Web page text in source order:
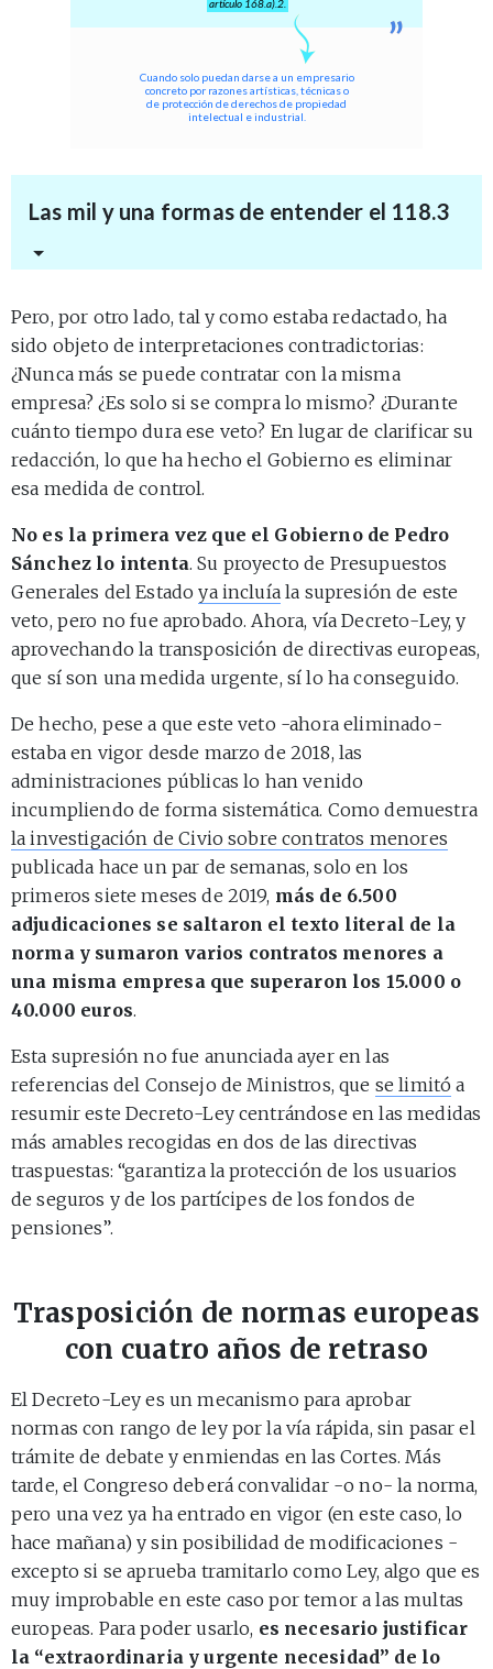
artículo 168.a).2.
Cuando solo puedan darse a un empresario
concreto por razones artísticas, técnicas o
de protección de derechos de propiedad
intelectual e industrial.
Las mil y una formas de entender el 118.3
Pero, por otro lado, tal y como estaba redactado, ha
sido objeto de interpretaciones contradictorias:
¿Nunca más se puede contratar con la misma
empresa? ¿Es solo si se compra lo mismo? ¿Durante
cuánto tiempo dura ese veto? En lugar de clarificar su
redacción, lo que ha hecho el Gobierno es eliminar
esa medida de control.
No es la primera vez que el Gobierno de Pedro
Sánchez lo intenta. Su proyecto de Presupuestos
Generales del Estadoya incluíala supresión de este
veto, pero no fue aprobado. Ahora, vía Decreto-Ley, y
aprovechando la transposición de directivas europeas,
que sí son una medida urgente, sí lo ha conseguido.
De hecho, pese a que este veto -ahora eliminado-
estaba en vigor desde marzo de 2018, las
administraciones públicas lo han venido
incumpliendo de forma sistemática. Como demuestra
la investigación de Civio sobre contratos menores
publicada hace un par de semanas, solo en los
primeros siete meses de 2019, más de 6.500
adjudicaciones se saltaron el texto literal de la
norma y sumaron varios contratos menores a
una misma empresa que superaron los 15.000 o
40.000 euros.
Esta supresión no fue anunciada ayer en las
referencias del Consejo de Ministros, que se limitó a
resumir este Decreto-Ley centrándose en las medidas
más amables recogidas en dos de las directivas
traspuestas: “garantiza la protección de los usuarios
de seguros y de los partícipes de los fondos de
pensiones”.
Trasposición de normas europeas
con cuatro años de retraso
El Decreto-Ley es un mecanismo para aprobar
normas con rango de ley por la vía rápida, sin pasar el
trámite de debate y enmiendas en las Cortes. Más
tarde, el Congreso deberá convalidar -o no- la norma,
pero una vez ya ha entrado en vigor (en este caso, lo
hace mañana) y sin posibilidad de modificaciones -
excepto si se aprueba tramitarlo como Ley, algo que es
muy improbable en este caso por temor a las multas
europeas. Para poder usarlo, es necesario justificar
la “extraordinaria y urgente necesidad” de lo